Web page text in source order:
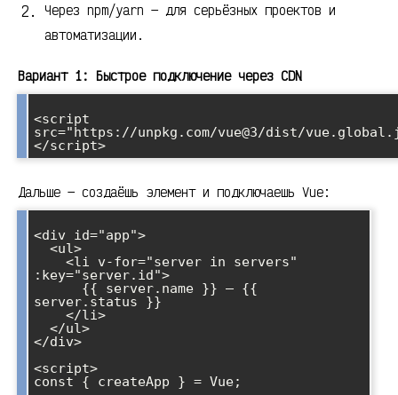
Через npm/yarn — для серьёзных проектов и
автоматизации.
Вариант 1: Быстрое подключение через CDN
<script
src="https://unpkg.com/vue@3/dist/
Дальше — создаёшь элемент и подключаешь Vue:
<div id="app">
:key="server.id">
server.status }}
</div>
<script>
const { createApp } = Vue;